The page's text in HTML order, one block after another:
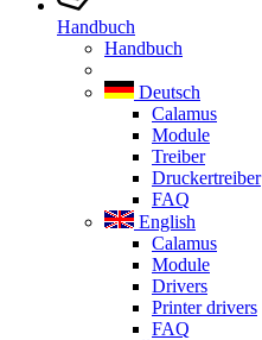
Handbuch
Handbuch
Deutsch
Calamus
Module
Treiber
Druckertreiber
FAQ
English
Calamus
Module
Drivers
Printer drivers
FAQ